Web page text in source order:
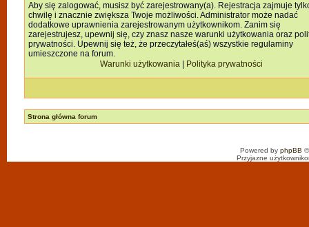
Aby się zalogować, musisz być zarejestrowany(a). Rejestracja zajmuje
chwilę i znacznie zwiększa Twoje możliwości. Administrator może nadać
dodatkowe uprawnienia zarejestrowanym użytkownikom. Zanim się
zarejestrujesz, upewnij się, czy znasz nasze warunki użytkowania oraz
prywatności. Upewnij się też, że przeczytałeś(aś) wszystkie regulaminy
umieszczone na forum.
Warunki użytkowania| Polityka prywatności
Strona główna forum
Powered by phpBB
Przyjazne